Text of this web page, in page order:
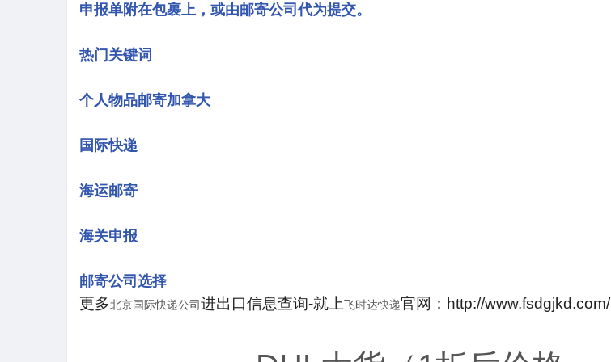
申报单附在包裹上，或由邮寄公司代为提交。
热门关键词
个人物品邮寄加拿大
国际快递
海运邮寄
海关申报
邮寄公司选择
更多北京国际快递公司进出口信息查询-就上飞时达快递官网：http://www.fsdgjkd.com/